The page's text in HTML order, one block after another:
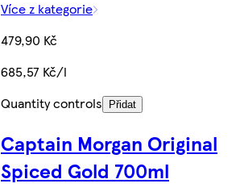
Více z kategorie
479,90 Kč
685,57 Kč/l
Quantity controls
Přidat
Captain Morgan Original
Spiced Gold 700ml